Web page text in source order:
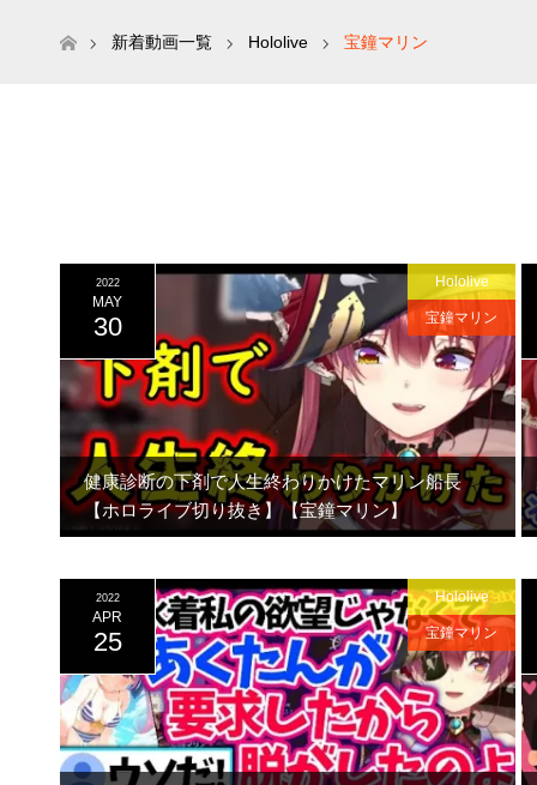
ホーム新着動画一覧 Hololive 宝鐘マリン
健康診断の下剤で人生終わりかけたマリン船長
【ホロライブ切り抜き】【宝鐘マリン】
2022
MAY
30
Hololive
宝鐘マリン
2022
APR
25
Hololive
宝鐘マリン